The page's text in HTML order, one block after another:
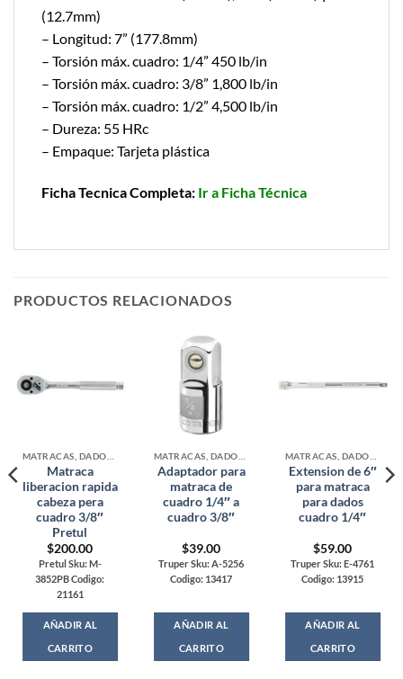
(12.7mm)
– Longitud: 7” (177.8mm)
– Torsión máx. cuadro: 1/4” 450 lb/in
– Torsión máx. cuadro: 3/8” 1,800 lb/in
– Torsión máx. cuadro: 1/2” 4,500 lb/in
– Dureza: 55 HRc
– Empaque: Tarjeta plástica
Ficha Tecnica Completa: Ir a Ficha Técnica
PRODUCTOS RELACIONADOS
Matraca
liberacion rapida
cabeza pera
cuadro 3/8″
Pretul
$200.00
Pretul Sku: M-
3852PB Codigo:
21161
AÑADIR AL
CARRITO
Adaptador para
matraca de
cuadro 1/4″ a
cuadro 3/8″
$39.00
Truper Sku: A-5256
Codigo: 13417
AÑADIR AL
CARRITO
Extension de 6″
para matraca
para dados
cuadro 1/4″
$59.00
Truper Sku: E-4761
Codigo: 13915
AÑADIR AL
CARRITO